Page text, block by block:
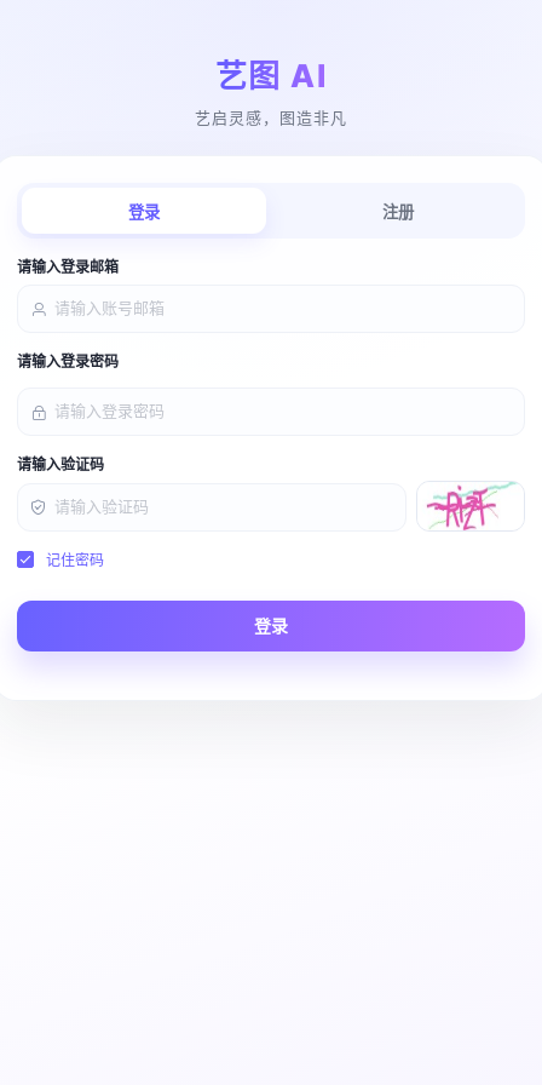
艺图 AI
艺启灵感，图造非凡
登录 注册
请输入登录邮箱
请输入登录密码
请输入验证码
记住密码
登录